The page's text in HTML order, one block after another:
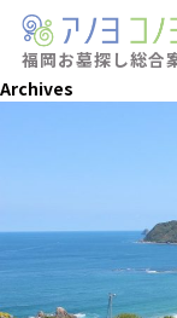
福岡お墓探し総合
Archives